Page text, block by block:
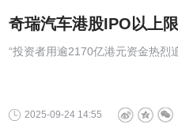
奇瑞汽车港股IPO以上
“投资者用逾2170亿港元资金热烈
2025-09-24 14:55